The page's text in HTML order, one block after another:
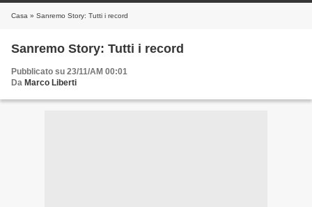
Casa » Sanremo Story: Tutti i record
Sanremo Story: Tutti i record
Pubblicato su 23/11/AM 00:01
Da Marco Liberti